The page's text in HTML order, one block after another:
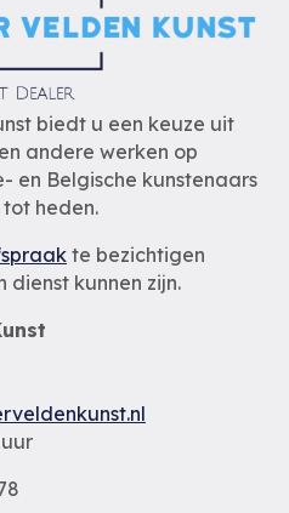
biedt u een keuze uit
andere werken op
en Belgische kunstenaars
heden.
te bezichtigen
kunnen zijn.